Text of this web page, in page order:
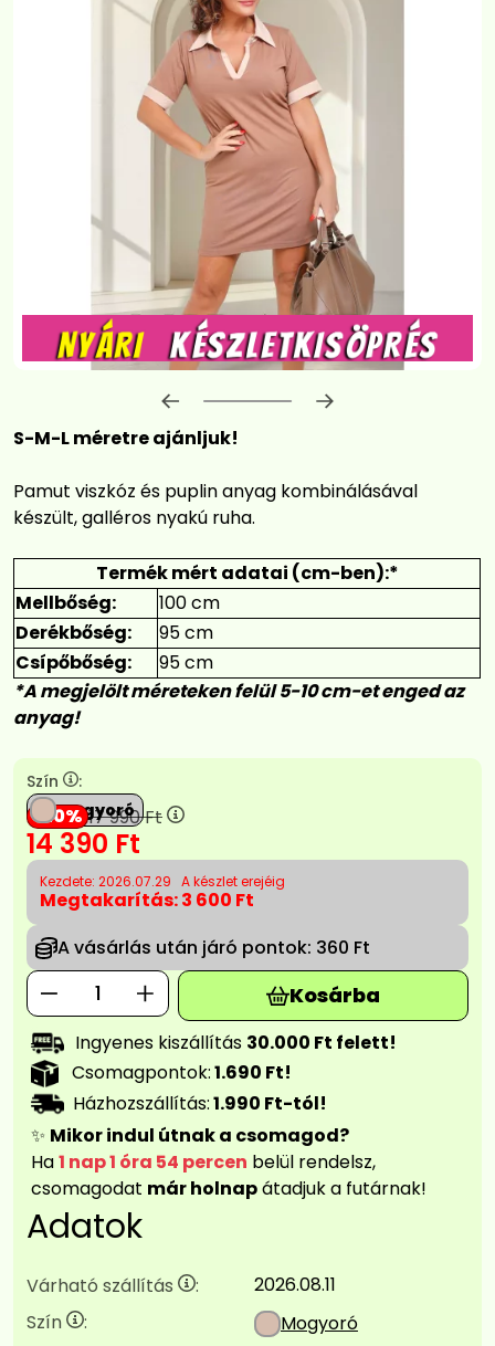
Előrehaladás:
S-M-L méretre ajánljuk!
Pamut viszkóz és puplin anyag kombinálásával
készült, galléros nyakú ruha.
Termék mért adatai (cm-ben):*
Mellbőség:
100 cm
Derékbőség:
95 cm
Csípőbőség:
95 cm
*A megjelölt méreteken felül 5-10 cm-et enged az
anyag!
Szín
:
Mogyoró
20 17 990Ft
14 390 Ft
Kezdete: 2026.07.29 A készlet erejéig
Megtakarítás:3 600 Ft
A vásárlás után járó pontok: 360 Ft
Kosárba
Ingyenes kiszállítás 30.000 Ft felett!
Csomagpontok:1.690 Ft!
Házhozszállítás:1.990 Ft-tól!
✨ Mikor indul útnak a csomagod?
Ha1 nap 1 óra 54 percen belül rendelsz,
csomagodat már holnapátadjuk a futárnak!
Adatok
Várható szállítás :
2026.08.11
Szín
: Mogyoró